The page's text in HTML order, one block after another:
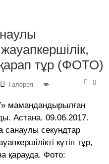
тұр (ФОТО)
Галерея 0
мамандандырылған
Астана. 09.06.2017.
секундтар
күтіп тұр,
қарауда. Фото: